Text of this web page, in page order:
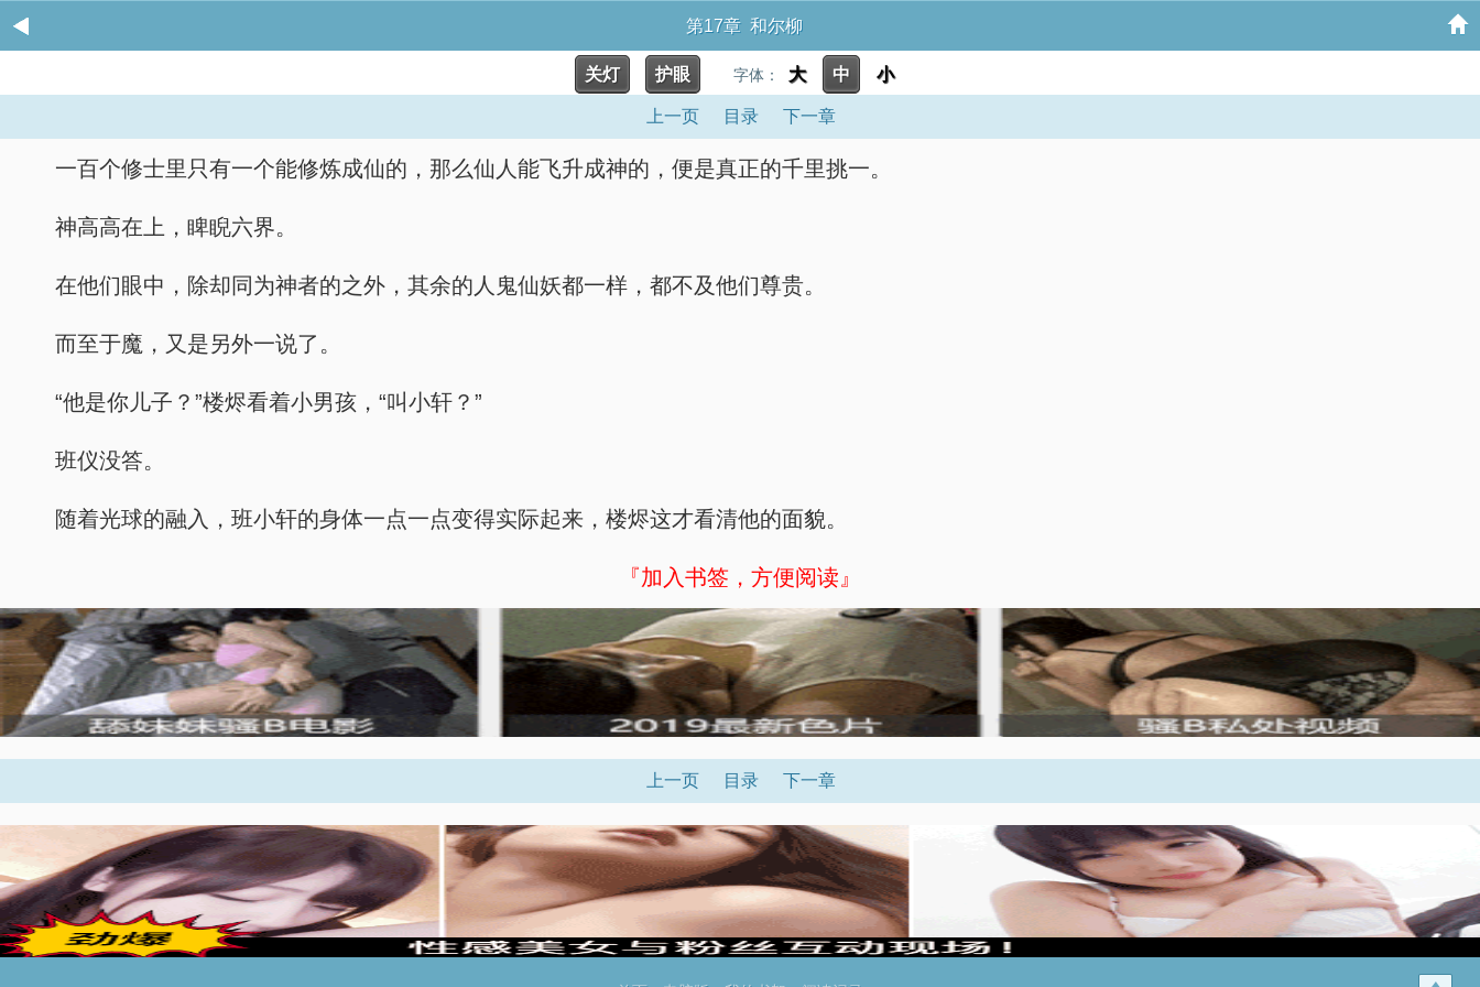
第17章 和尔柳
关灯 护眼 字体： 大 中 小
上一页 目录 下一章
一百个修士里只有一个能修炼成仙的，那么仙人能飞升成神的，便是真正的千里挑一。
神高高在上，睥睨六界。
在他们眼中，除却同为神者的之外，其余的人鬼仙妖都一样，都不及他们尊贵。
而至于魔，又是另外一说了。
“他是你儿子？”楼烬看着小男孩，“叫小轩？”
班仪没答。
随着光球的融入，班小轩的身体一点一点变得实际起来，楼烬这才看清他的面貌。
『加入书签，方便阅读』
上一页 目录 下一章